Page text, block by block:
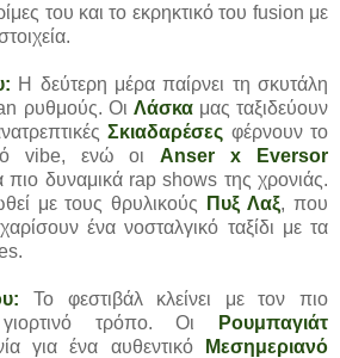
του και το εκρηκτικό του fusion με
Η δεύτερη μέρα παίρνει τη σκυτάλη
ρυθμούς. Οι Λάσκαμας ταξιδεύουν
Σκιαδαρέσες φέρνουν το
vibe, ενώ οιAnser x Eversor
πιο δυναμικά rap shows της χρονιάς.
με τους θρυλικούς
Πυξ Λαξ, που
ένα νοσταλγικό ταξίδι με τα
Το φεστιβάλ κλείνει με τον πιο
τρόπο. Οι
Ρουμπαγιάτ
για ένα αυθεντικό
Μεσημεριανό